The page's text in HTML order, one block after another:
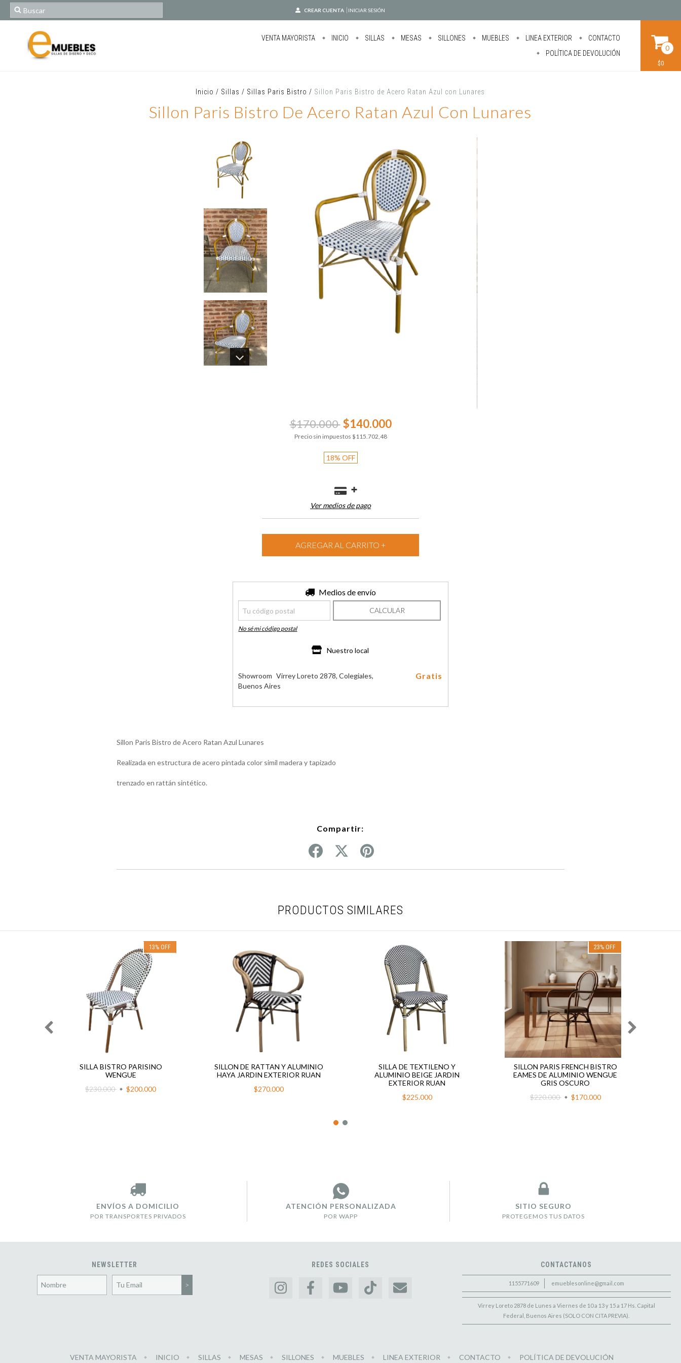
CREAR CUENTA INICIAR SESIÓN
VENTA MAYORISTA INICIO SILLAS MESAS SILLONES MUEBLES LINEA EXTERIOR
CONTACTO
POLÍTICA DE DEVOLUCIÓN
0
$0
Inicio / Sillas / Sillas Paris Bistro / Sillon Paris Bistro de Acero Ratan Azul con Lunares
Sillon Paris Bistro De Acero Ratan Azul Con Lunares
$170.000 $140.000
Precio sin impuestos $115.702,48
18% OFF
Ver medios de pago
Medios de envío
CALCULAR
No sé mi código postal
Nuestro local
Showroom Virrey Loreto 2878, Colegiales,
Buenos Aires
Gratis
Sillon Paris Bistro de Acero Ratan Azul Lunares
Realizada en estructura de acero pintada color simil madera y tapizado
trenzado en rattán sintético.
Compartir:
PRODUCTOS SIMILARES
13% OFF
SILLA BISTRO PARISINO
WENGUE
$230.000
$200.000
SILLON DE RATTAN Y ALUMINIO
HAYA JARDIN EXTERIOR RUAN
$270.000
SILLA DE TEXTILENO Y
ALUMINIO BEIGE JARDIN
EXTERIOR RUAN
$225.000
23% OFF
SILLON PARIS FRENCH BISTRO
EAMES DE ALUMINIO WENGUE
GRIS OSCURO
$220.000
$170.000
ENVÍOS A DOMICILIO
POR TRANSPORTES PRIVADOS
ATENCIÓN PERSONALIZADA
POR WAPP
SITIO SEGURO
PROTEGEMOS TUS DATOS
NEWSLETTER REDES SOCIALES CONTACTANOS
1155771609 emueblesonline@gmail.com
Virrey Loreto 2878 de Lunes a Viernes de 10 a 13 y 15 a 17 Hs. Capital
Federal, Buenos Aires (SOLO CON CITA PREVIA).
VENTA MAYORISTA INICIO SILLAS MESAS SILLONES MUEBLES LINEA EXTERIOR CONTACTO POLÍTICA DE DEVOLUCIÓN